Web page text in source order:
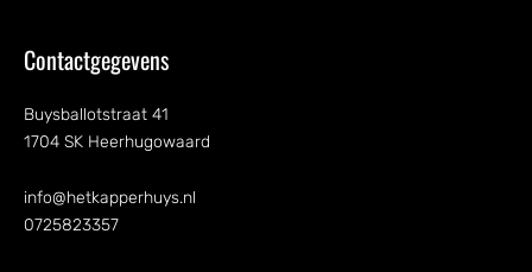
Contactgegevens
Buysballotstraat 41
1704 SK Heerhugowaard
info@hetkapperhuys.nl
0725823357